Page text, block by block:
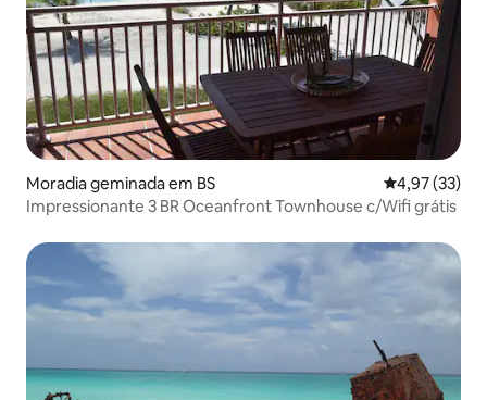
Moradia geminada em BS Classificação
4,97 (33)
Impressionante 3 BR Oceanfront Townhouse c/Wifi grátis